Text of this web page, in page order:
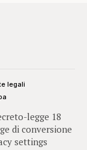
legge 18
di conversione
settings
legali